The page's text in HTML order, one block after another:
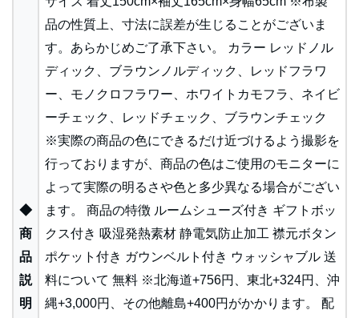
◆
商
品
説
明
品の性質上、寸法に誤差が生じることがございま
す。あらかじめご了承下さい。 カラー レッドノル
ディック、ブラウンノルディック、レッドフラワ
ー、モノクロフラワー、ホワイトカモフラ、ネイビ
ーチェック、レッドチェック、ブラウンチェック
※実際の商品の色にできるだけ近づけるよう撮影を
行っておりますが、商品の色はご使用のモニターに
よって実際の明るさや色と多少異なる場合がござい
ます。 商品の特徴 ルームシューズ付き ギフトボッ
クス付き 吸湿発熱素材 静電気防止加工 襟元ボタン
ポケット付き ガウンベルト付き ウォッシャブル 送
料について 無料 ※北海道+756円、東北+324円、沖
縄+3,000円、その他離島+400円がかかります。 配